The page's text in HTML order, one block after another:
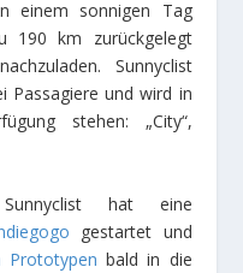
einem sonnigen Tag
190 km zurückgelegt
Sunnyclist
Passagiere und wird in
stehen: „City“,
hat eine
gestartet und
Prototypen bald in die